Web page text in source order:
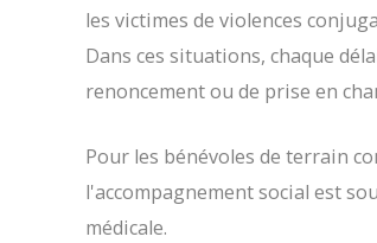
les victimes de violences
Dans ces situations, chaque
renoncement ou de prise en
Pour les bénévoles de terrain
l'accompagnement social est
médicale.